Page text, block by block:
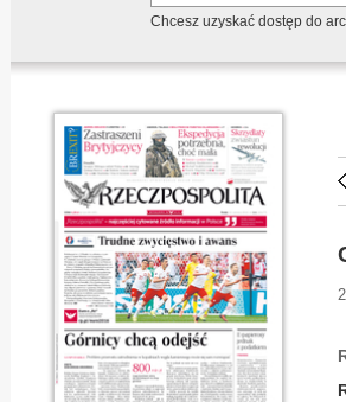
Chcesz uzyskać dostęp do